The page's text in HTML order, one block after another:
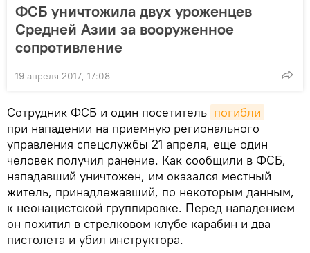
ФСБ уничтожила двух уроженцев
Средней Азии за вооруженное
сопротивление
19 апреля 2017, 17:08
Сотрудник ФСБ и один посетитель погибли
при нападении на приемную регионального
управления спецслужбы 21 апреля, еще один
человек получил ранение. Как сообщили в ФСБ,
нападавший уничтожен, им оказался местный
житель, принадлежавший, по некоторым данным,
к неонацистской группировке. Перед нападением
он похитил в стрелковом клубе карабин и два
пистолета и убил инструктора.